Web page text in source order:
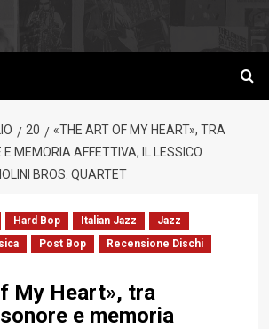
20
«THE ART OF MY HEART», TRA
E MEMORIA AFFETTIVA, IL LESSICO
BROS. QUARTET
Hard Bop Italian Jazz
Jazz
Post Bop
Recensione Dischi
My Heart», tra
e memoria